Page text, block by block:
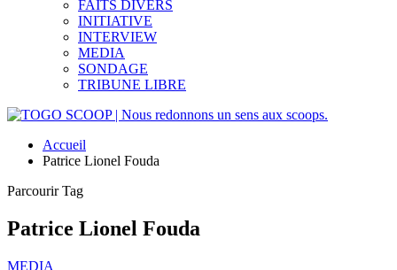
FAITS DIVERS
INITIATIVE
INTERVIEW
MEDIA
SONDAGE
TRIBUNE LIBRE
Accueil
Patrice Lionel Fouda
Parcourir Tag
Patrice Lionel Fouda
MEDIA